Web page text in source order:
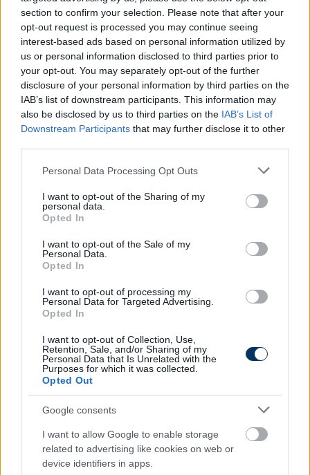
section to confirm your selection. Please note that after your
opt-out request is processed you may continue seeing
interest-based ads based on personal information utilized by
us or personal information disclosed to third parties prior to
your opt-out. You may separately opt-out of the further
disclosure of your personal information by third parties on the
IAB’s list of downstream participants. This information may
also be disclosed by us to third parties on the IAB’s List of
Downstream Participants that may further disclose it to other
Please note that this website/app uses one or more Google
not limited to your visit or usage behaviour. You may click to
grant or deny consent to Google and its third-party tags to
use your data for below specified purposes in below Google
consent section.
Personal Data Processing Opt Outs
I want to opt-out of the Sharing of my
personal data.
Opted In
I want to opt-out of the Sale of my
Personal Data.
Opted In
I want to opt-out of processing my
Personal Data for Targeted Advertising.
Opted In
I want to opt-out of Collection, Use,
Retention, Sale, and/or Sharing of my
Personal Data that Is Unrelated with the
Purposes for which it was collected.
Opted Out
Google consents
I want to allow Google to enable storage
related to advertising like cookies on web or
device identifiers in apps.
liga volt, az élvonalban jobb játékosok lesznek, és
gyorsabb lesz a tempó is, várom már a rajtot-
mondta Hős Zsombor.
- Zsombor szerződtetésénél fontos szempont volt,
hogy maximálisan beleillik klubunk filozófiájába.
Fiatal kora ellenére már komoly felnőtt
tapasztalattal rendelkezik, a korosztályos válogatott
középpálya több posztján bevethető
- tette hozzá
Fekete Tivadar, a Nyíregyháza Spartacus
sportigazgatója.
Pörögnek a hírek az átigazolási piacon, kövesd a
csakfoci.hu folyamatosan frissülő átigazolási
rovatát, ahol minden fontos információt azonnal
megtalálsz - KATTINTS!
Olvastad már?